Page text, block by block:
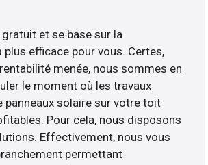
et se base sur la
efficace pour vous. Certes,
menée, nous sommes en
le moment où les travaux
panneaux solaire sur votre toit
Pour cela, nous disposons
Effectivement, nous vous
permettant